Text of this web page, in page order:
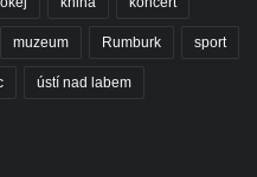
muzeum Rumburk sport
ústí nad labem